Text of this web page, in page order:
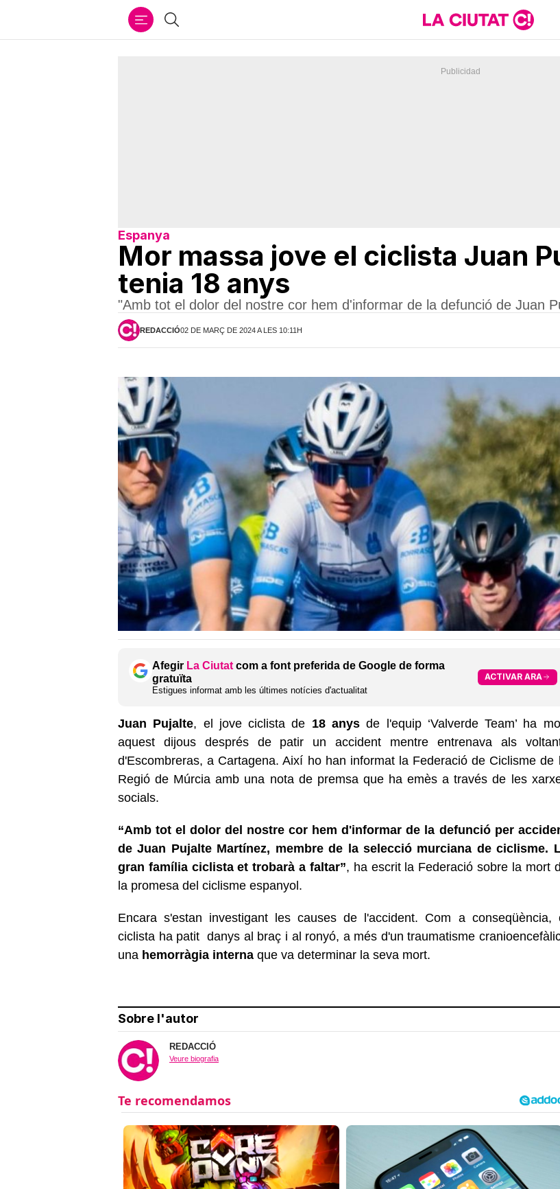
Cercar
Espanya
Mor massa jove el ciclista Juan
tenia 18 anys
"Amb tot el dolor del nostre cor hem d'informar de la defunció de Juan
REDACCIÓ02 DE MARÇ DE 2024 A LES 10:11H
Afegir La Ciutat com a font preferida de Google de forma
gratuïta
Estigues informat amb les últimes notícies d'actualitat
ACTIVAR ARA
Juan Pujalte, el jove ciclista de 18 anysde l'equip ‘Valverde Team’ ha
aquest dijous després de patir un accident mentre entrenava als
d'Escombreras, a Cartagena. Així ho han informat la Federació de Ciclisme de
Regió de Múrcia amb una nota de premsa que ha emès a través de les
socials.
“Amb tot el dolor del nostre cor hem d'informar de la defunció per
de Juan Pujalte Martínez, membre de la selecció murciana de ciclisme.
gran família ciclista et trobarà a faltar”, ha escrit la Federació sobre la mort
la promesa del ciclisme espanyol.
Encara s'estan investigant les causes de l'accident. Com a conseqüència,
ciclista ha patit danys al braç i al ronyó, a més d'un traumatisme
una hemorràgia interna que va determinar la seva mort.
Sobre l'autor
REDACCIÓ
Veure biografia